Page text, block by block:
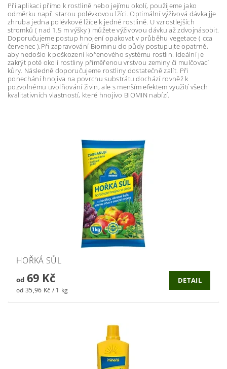
Při aplikaci přímo k rostlině nebo jejímu okolí, použijeme jako
odměrku např. starou polévkovou lžíci. Optimální výživová dávka jje
zhruba jedna polévkové lžíce k jedné rostlině. U vzrostlejších
stromků ( nad 1,5 m výšky ) můžete výživovou dávku až zdvojnásobit.
Doporučujeme postup hnojení opakovat v průběhu vegetace ( cca
červenec ).Při zapravování Biominu do půdy postupujte opatrně,
aby nedošlo k poškození kořenového systému rostlin. Ideální je
zakrýt poté okolí rostliny přiměřenou vrstvou zeminy či mulčovací
kůry. Následně doporučujeme rostliny dostatečně zalít. Při
ponechání hnojiva na povrchu substrátu dochází rovněž k
pozvolnému uvolňování živin, ale s menším efektem využití všech
kvalitativních vlastností, které hnojivo BIOMIN nabízí.
HOŘKÁ SŮL
od69 Kč
od 35,96 Kč / 1 kg
DETAIL